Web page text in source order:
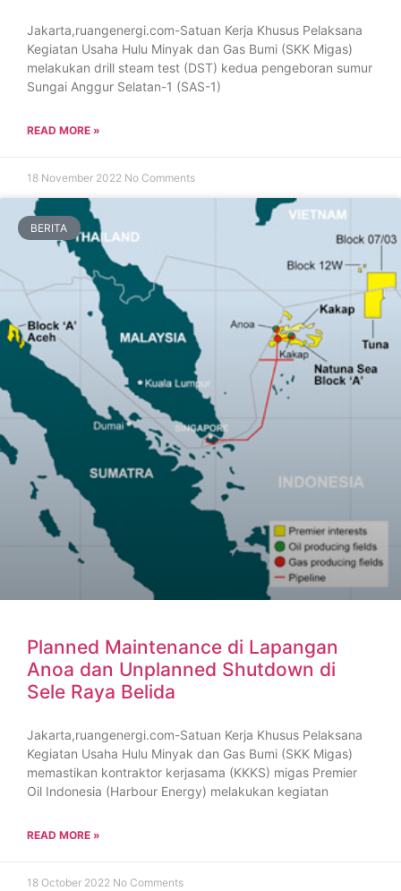
Jakarta,ruangenergi.com-Satuan Kerja Khusus Pelaksana
Kegiatan Usaha Hulu Minyak dan Gas Bumi (SKK Migas)
melakukan drill steam test (DST) kedua pengeboran sumur
Sungai Anggur Selatan-1 (SAS-1)
READ MORE »
18 November 2022 No Comments
BERITA
Planned Maintenance di Lapangan
Anoa dan Unplanned Shutdown di
Sele Raya Belida
Jakarta,ruangenergi.com-Satuan Kerja Khusus Pelaksana
Kegiatan Usaha Hulu Minyak dan Gas Bumi (SKK Migas)
memastikan kontraktor kerjasama (KKKS) migas Premier
Oil Indonesia (Harbour Energy) melakukan kegiatan
READ MORE »
18 October 2022 No Comments